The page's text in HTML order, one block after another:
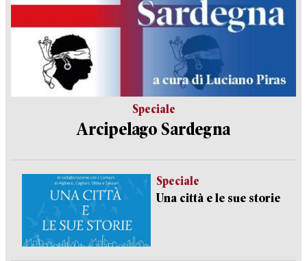
Speciale
Arcipelago Sardegna
Speciale
Una città e le sue storie